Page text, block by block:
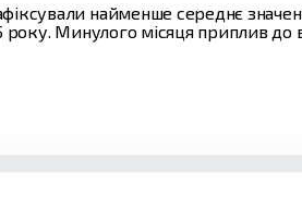
найменше середнє
року. Минулого місяця приплив